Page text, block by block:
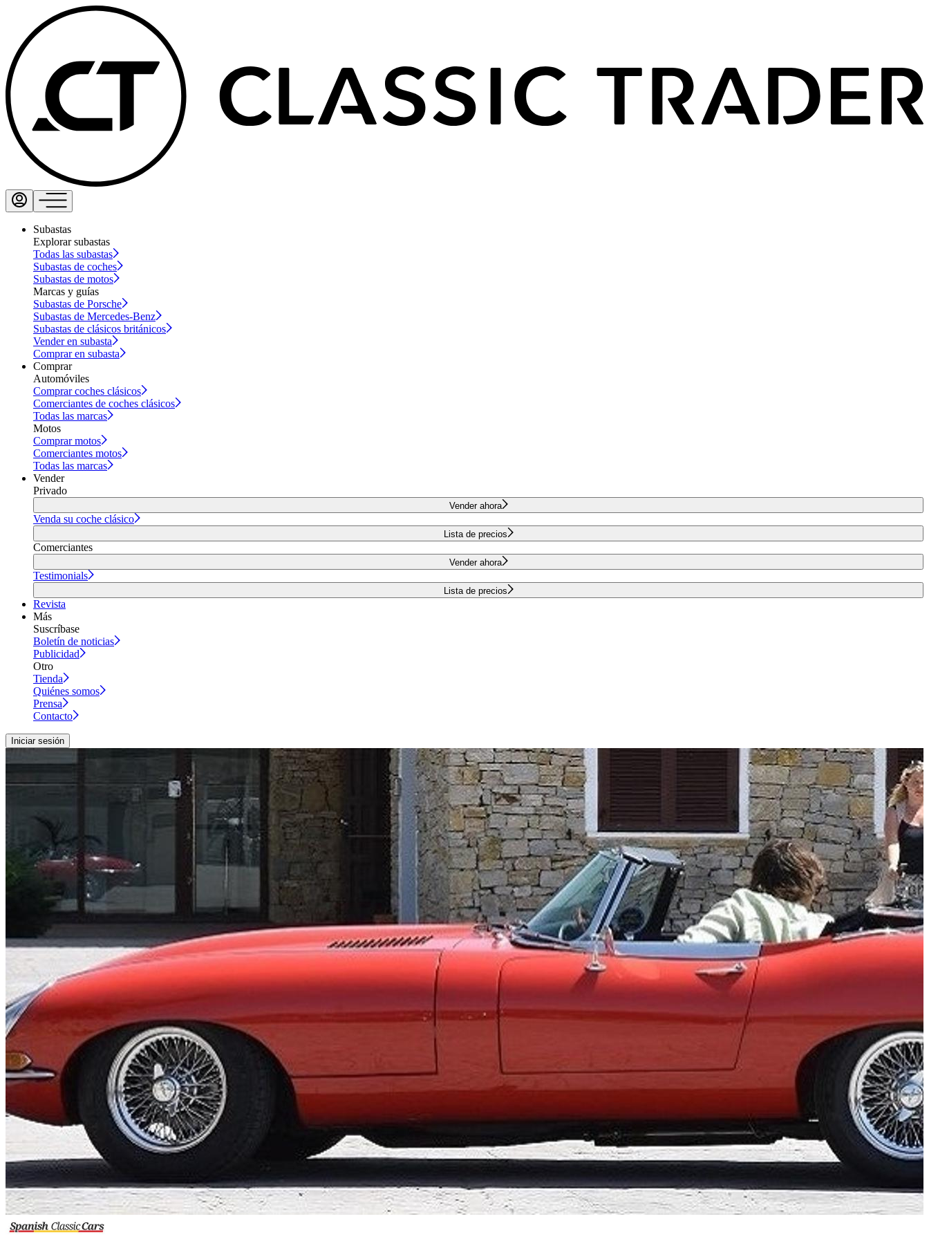
Subastas
Explorar subastas
Todas las subastas
Subastas de coches
Subastas de motos
Marcas y guías
Subastas de Porsche
Subastas de Mercedes-Benz
Subastas de clásicos británicos
Vender en subasta
Comprar en subasta
Comprar
Automóviles
Comprar coches clásicos
Comerciantes de coches clásicos
Todas las marcas
Motos
Comprar motos
Comerciantes motos
Todas las marcas
Vender
Privado
Vender ahora
Venda su coche clásico
Lista de precios
Comerciantes
Vender ahora
Testimonials
Lista de precios
Revista
Más
Suscríbase
Boletín de noticias
Publicidad
Otro
Tienda
Quiénes somos
Prensa
Contacto
Iniciar sesión